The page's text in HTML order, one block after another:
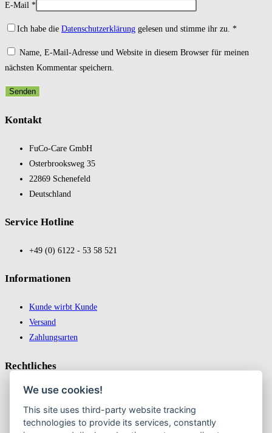
E-Mail *
Ich habe die Datenschutzerklärung gelesen und stimme ihr zu. *
Name, E-Mail-Adresse und Website in diesem Browser für meinen
nächsten Kommentar speichern.
Kontakt
FuCo-Care GmbH
Oster­brooks­weg 35
22869 Schene­feld
Deutsch­land
Service Hotline
+49 (0) 6122 - 53 58 521
In­for­ma­tio­nen
Kunde wirbt Kunde
Versand
Zahlungsarten
Recht­liches
Impressum
Datenschutz
AGB
We use cookies!
This site uses third-party website tracking
technologies to provide its services, constantly